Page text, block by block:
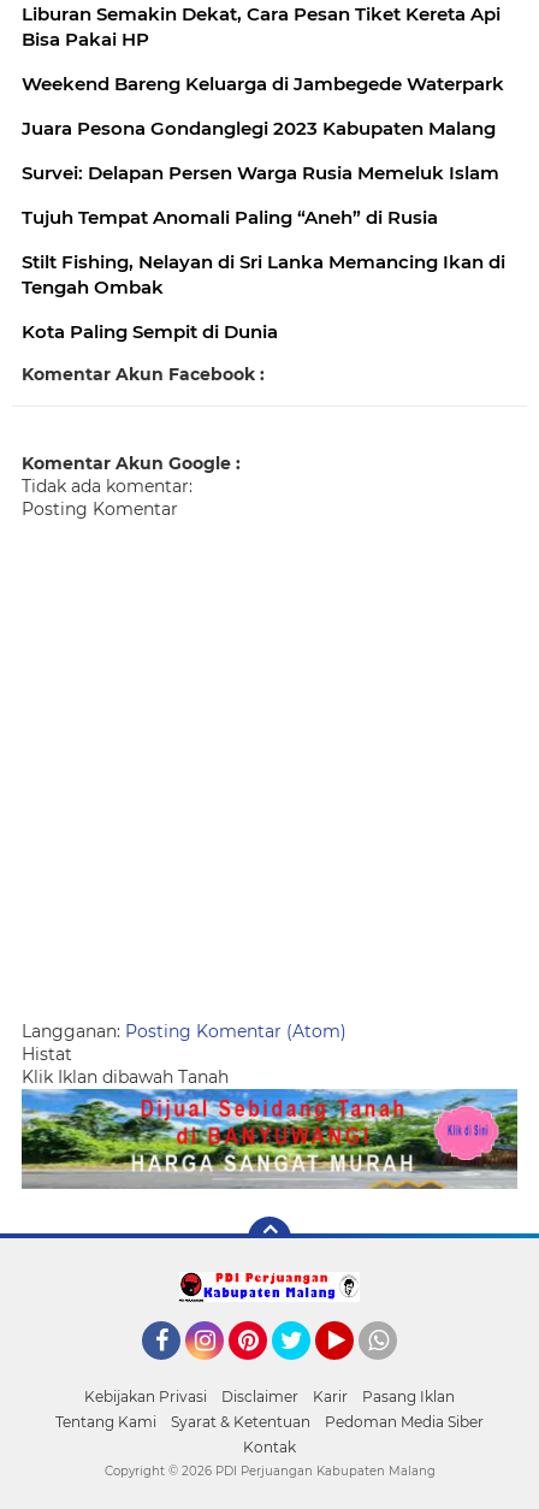
Liburan Semakin Dekat, Cara Pesan Tiket Kereta Api
Bisa Pakai HP
Weekend Bareng Keluarga di Jambegede Waterpark
Juara Pesona Gondanglegi 2023 Kabupaten Malang
Survei: Delapan Persen Warga Rusia Memeluk Islam
Tujuh Tempat Anomali Paling “Aneh” di Rusia
Stilt Fishing, Nelayan di Sri Lanka Memancing Ikan di
Tengah Ombak
Kota Paling Sempit di Dunia
Komentar Akun Facebook :
Komentar Akun Google :
Tidak ada komentar:
Posting Komentar
Langganan: Posting Komentar (Atom)
Histat
Klik Iklan dibawah Tanah
Kebijakan Privasi Disclaimer Karir
Pasang Iklan
Tentang Kami
Syarat & Ketentuan
Pedoman Media Siber
Kontak
Copyright © 2026 PDI Perjuangan Kabupaten Malang